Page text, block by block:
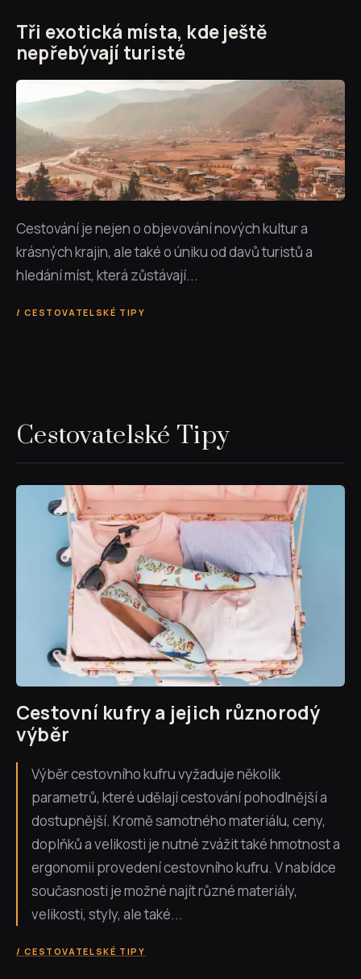
Tři exotická místa, kde ještě
nepřebývají turisté
Cestování je nejen o objevování nových kultur a
krásných krajin, ale také o úniku od davů turistů a
hledání míst, která zůstávají...
CESTOVATELSKÉ TIPY
Cestovatelské Tipy
Cestovní kufry a jejich různorodý
výběr
Výběr cestovního kufru vyžaduje několik
parametrů, které udělají cestování pohodlnější a
dostupnější. Kromě samotného materiálu, ceny,
doplňků a velikosti je nutné zvážit také hmotnost a
ergonomii provedení cestovního kufru. V nabídce
současnosti je možné najít různé materiály,
velikosti, styly, ale také...
CESTOVATELSKÉ TIPY